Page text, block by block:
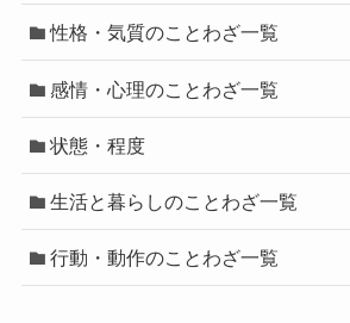
性格・気質のことわざ一覧
感情・心理のことわざ一覧
状態・程度
生活と暮らしのことわざ一覧
行動・動作のことわざ一覧